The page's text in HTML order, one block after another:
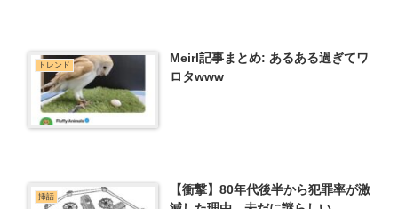
トレンド
Meirl記事まとめ: あるある過ぎてワ
ロタwww
挿話
【衝撃】80年代後半から犯罪率が激